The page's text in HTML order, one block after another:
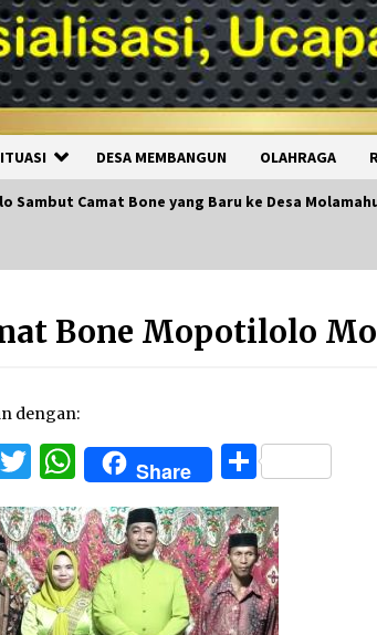
DESA MEMBANGUN OLAHRAGA
Sambut Camat Bone yang Baru ke Desa
Bone Mopotilolo
dengan:
Twitter
WhatsApp
Share Share